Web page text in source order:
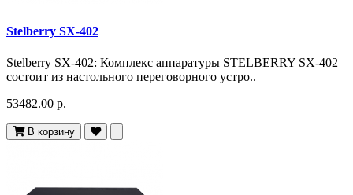
Stelberry SX-402
Stelberry SX-402: Комплекс аппаратуры STELBERRY SX-402
состоит из настольного переговорного устро..
53482.00 р.
В корзину